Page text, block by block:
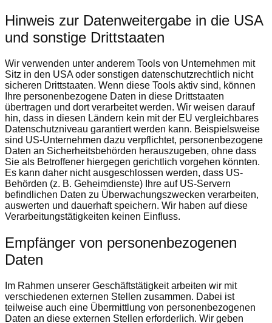
Hinweis zur Datenweitergabe in die USA
und sonstige Drittstaaten
Wir verwenden unter anderem Tools von Unternehmen mit
Sitz in den USA oder sonstigen datenschutzrechtlich nicht
sicheren Drittstaaten. Wenn diese Tools aktiv sind, können
Ihre personenbezogene Daten in diese Drittstaaten
übertragen und dort verarbeitet werden. Wir weisen darauf
hin, dass in diesen Ländern kein mit der EU vergleichbares
Datenschutzniveau garantiert werden kann. Beispielsweise
sind US-Unternehmen dazu verpflichtet, personenbezogene
Daten an Sicherheitsbehörden herauszugeben, ohne dass
Sie als Betroffener hiergegen gerichtlich vorgehen könnten.
Es kann daher nicht ausgeschlossen werden, dass US-
Behörden (z. B. Geheimdienste) Ihre auf US-Servern
befindlichen Daten zu Überwachungszwecken verarbeiten,
auswerten und dauerhaft speichern. Wir haben auf diese
Verarbeitungstätigkeiten keinen Einfluss.
Empfänger von personenbezogenen
Daten
Im Rahmen unserer Geschäftstätigkeit arbeiten wir mit
verschiedenen externen Stellen zusammen. Dabei ist
teilweise auch eine Übermittlung von personenbezogenen
Daten an diese externen Stellen erforderlich. Wir geben